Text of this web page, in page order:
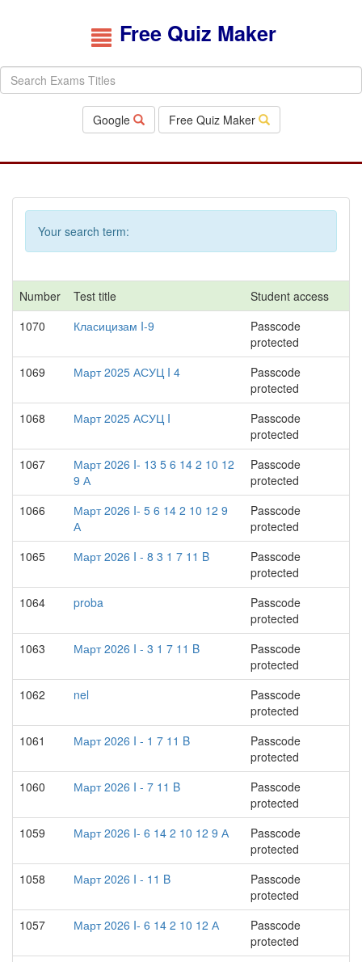
Free Quiz Maker
Google Free Quiz Maker
Your search term:
Number Test title
Student access
1070
Класицизам I-9
Passcode
protected
1069
Март 2025 АСУЦ I 4
Passcode
protected
1068
Март 2025 АСУЦ I
Passcode
protected
1067
Март 2026 I- 13 5 6 14 2 10 12
9 А
Passcode
protected
1066
Март 2026 I- 5 6 14 2 10 12 9
А
Passcode
protected
1065
Март 2026 I - 8 3 1 7 11 B
Passcode
protected
1064
proba
Passcode
protected
1063
Март 2026 I - 3 1 7 11 B
Passcode
protected
1062
nel
Passcode
protected
1061
Март 2026 I - 1 7 11 B
Passcode
protected
1060
Март 2026 I - 7 11 B
Passcode
protected
1059
Март 2026 I- 6 14 2 10 12 9 А
Passcode
protected
1058
Март 2026 I - 11 B
Passcode
protected
1057
Март 2026 I- 6 14 2 10 12 А
Passcode
protected